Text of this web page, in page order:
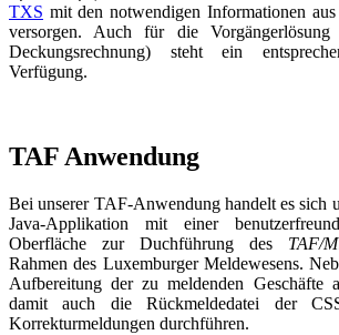
TXS mit den notwendigen Informationen
versorgen. Auch für die Vorgängerlösung
Deckungsrechnung) steht ein
Verfügung.
TAF Anwendung
Bei unserer TAF-Anwendung handelt es sich
Java-Applikation mit einer
Oberfläche zur Duchführung des TAF/
Rahmen des Luxemburger Meldewesens.
Aufbereitung der zu meldenden Geschäfte
damit auch die Rückmeldedatei der
Korrekturmeldungen durchführen.